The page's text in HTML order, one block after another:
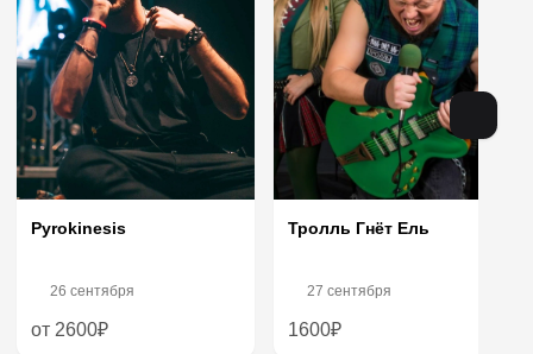
Pyrokinesis
26 сентября
от 2600₽
Тролль Гнёт Ель
27 сентября
1600₽